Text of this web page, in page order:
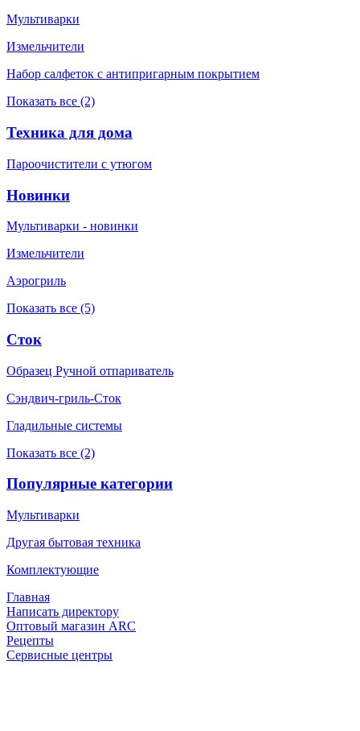
Мультиварки
Измельчители
Набор салфеток с антипригарным покрытием
Показать все (2)
Техника для дома
Пароочистители с утюгом
Новинки
Мультиварки - новинки
Измельчители
Аэрогриль
Показать все (5)
Сток
Образец Ручной отпариватель
Сэндвич-гриль-Сток
Гладильные системы
Показать все (2)
Популярные категории
Мультиварки
Другая бытовая техника
Комплектующие
Главная
Написать директору
Оптовый магазин ARC
Рецепты
Сервисные центры